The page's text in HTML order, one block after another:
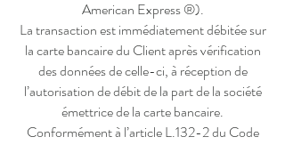
American Express ®).
La transaction est immédiatement débitée sur
la carte bancaire du Client après vérification
des données de celle-ci, à réception de
l’autorisation de débit de la part de la société
émettrice de la carte bancaire.
Conformément à l’article L.132-2 du Code